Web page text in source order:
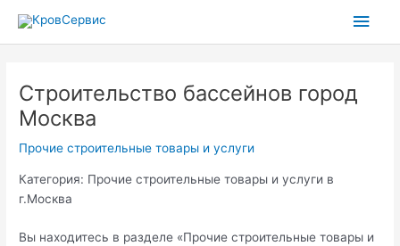
содержимому
Строительство бассейнов город
Москва
Прочие строительные товары и услуги
Категория: Прочие строительные товары и услуги в
г.Москва
Вы находитесь в разделе «Прочие строительные товары и